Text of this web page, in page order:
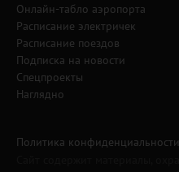
Онлайн-табло аэропорта
Расписание электричек
Расписание поездов
Подписка на новости
Спецпроекты
Наглядно
Политика конфиденциальности